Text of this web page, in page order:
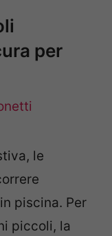
per
le
piscina. Per
piccoli, la